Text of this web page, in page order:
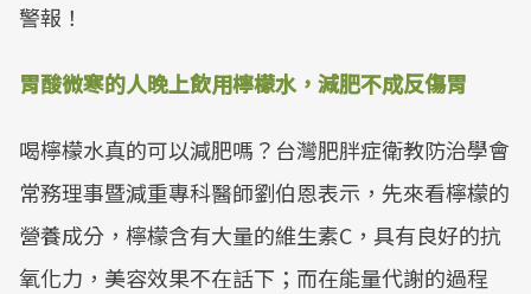
警報！
胃酸微寒的人晚上飲用檸檬水，減肥不成反傷胃
喝檸檬水真的可以減肥嗎？台灣肥胖症衛教防治學會
常務理事暨減重專科醫師劉伯恩表示，先來看檸檬的
營養成分，檸檬含有大量的維生素C，具有良好的抗
氧化力，美容效果不在話下；而在能量代謝的過程